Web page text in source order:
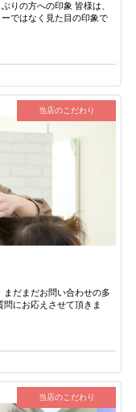
りの方への印象 皆様は、
ではなく見た目の印象で
当店のこだわり
まだまだお問い合わせの多
にお応えさせて頂きま
当店のこだわり